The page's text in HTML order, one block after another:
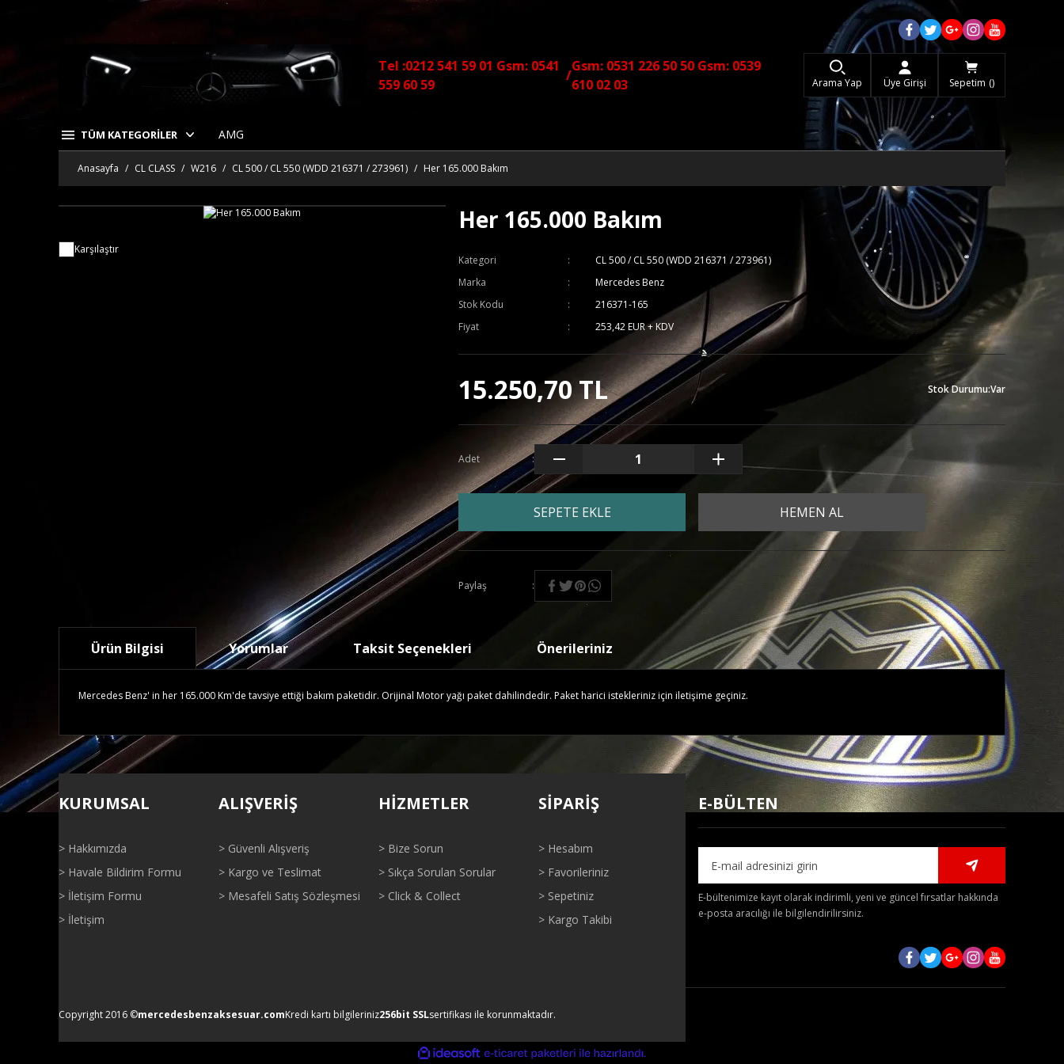
Tel :0212 541 59 01 Gsm: 0541
559 60 59
/
Gsm: 0531 226 50 50 Gsm: 0539
610 02 03
Arama Yap Üye Girişi Sepetim
TÜM KATEGORİLER AMG
Anasayfa CL CLASS W216 CL 500 / CL 550 (WDD 216371 / 273961) Her 165.000 Bakım
Karşılaştır
Her 165.000 Bakım
Kategori
CL 500 / CL 550 (WDD 216371 / 273961)
Marka
Mercedes Benz
Stok Kodu
216371-165
Fiyat
253,42 EUR + KDV
15.250,70 TL Stok Durumu:Var
Adet
SEPETE EKLE HEMEN AL
Paylaş
Ürün Bilgisi Yorumlar Taksit Seçenekleri Önerileriniz
Mercedes Benz' in her 165.000 Km'de tavsiye ettiği bakım paketidir. Orijinal Motor yağı paket dahilindedir. Paket harici istekleriniz için iletişime geçiniz.
Bu ürünün fiyat bilgisi, resim, ürün açıklamalarında ve diğer konularda yetersiz gördüğünüz noktaları öneri formunu kullanarak tarafımıza iletebilirsiniz.
Görüş ve önerileriniz için teşekkür ederiz.
Ürün resmi kalitesiz, bozuk veya görüntülenemiyor.
Ürün fiyatı diğer sitelerden daha pahalı.
Gönder
KURUMSAL
> Hakkımızda
> Havale Bildirim Formu
> İletişim Formu
> İletişim
ALIŞVERİŞ
> Güvenli Alışveriş
> Kargo ve Teslimat
> Mesafeli Satış Sözleşmesi
HİZMETLER
> Bize Sorun
> Sıkça Sorulan Sorular
> Click & Collect
SİPARİŞ
> Hesabım
> Favorileriniz
> Sepetiniz
> Kargo Takibi
E-BÜLTEN
E-bültenimize kayıt olarak indirimli, yeni ve güncel fırsatlar hakkında
e-posta aracılığı ile bilgilendirilirsiniz.
Copyright 2016 ©mercedesbenzaksesuar.comKredi kartı bilgileriniz256bit SSLsertifikası ile korunmaktadır.
ideasoft
e-